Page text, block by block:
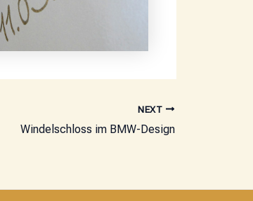
NEXT
Windelschloss im BMW-Design